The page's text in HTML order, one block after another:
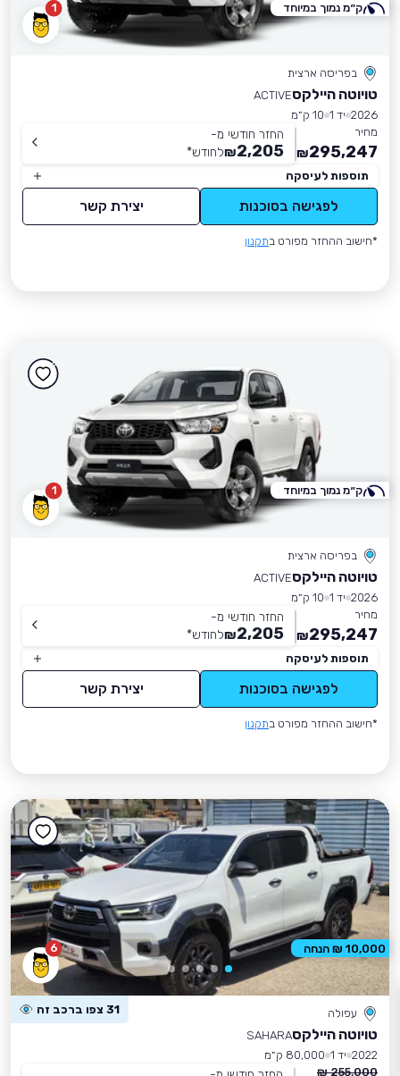
1
בפריסה ארצית
טויוטה היילקסACTIVE
2026 יד 1
10 ק״מ
מחיר
295,247
₪
החזר חודשי מ-
2,205
₪לחודש*
תוספות לעיסקה
לפגישה בסוכנות יצירת קשר
*חישוב ההחזר מפורט בתקנון
ק״מ נמוך במיוחד
1
בפריסה ארצית
טויוטה היילקסACTIVE
2026 יד 1
10 ק״מ
מחיר
295,247
₪
החזר חודשי מ-
2,205
₪לחודש*
תוספות לעיסקה
לפגישה בסוכנות יצירת קשר
*חישוב ההחזר מפורט בתקנון
ק״מ נמוך במיוחד
6
עפולה 31 צפו ברכב זה
טויוטה היילקסSAHARA
2022 יד 1
80,000 ק״מ
255,000 ₪
10,000 ₪ הנחה